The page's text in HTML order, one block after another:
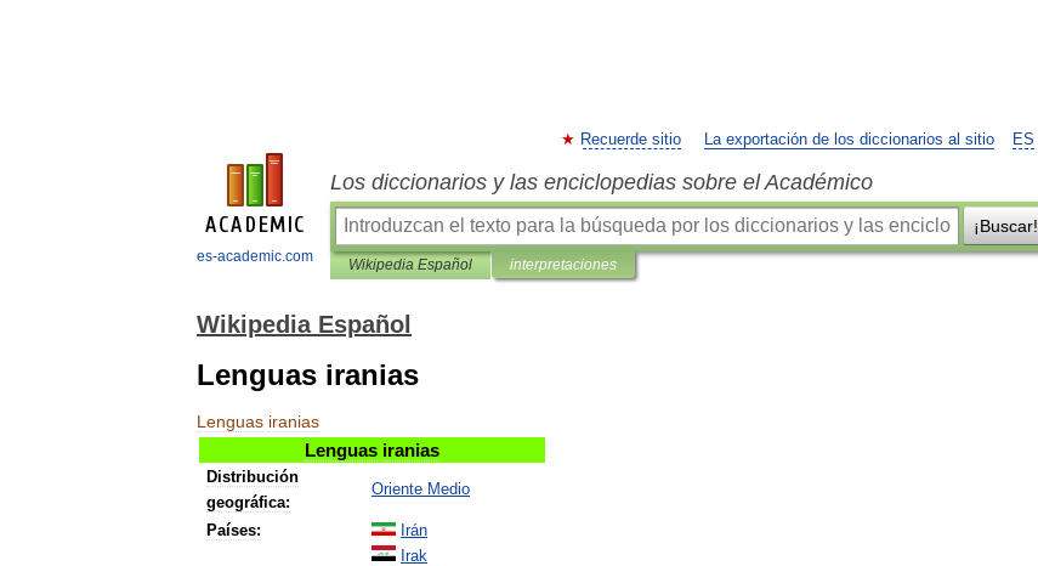
es-academic.com
ES
Recuerde sitio La exportación de los diccionarios al sitio
Los diccionarios y las enciclopedias sobre el Académico
¡Buscar!
Wikipedia Español interpretaciones
Wikipedia Español
Lenguas iranias
Lenguas iranias
Lenguas iranias
Distribución
geográfica:
Oriente Medio
Países:
Irán
Irak